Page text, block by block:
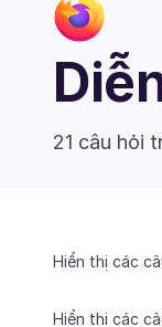
21 câu hỏi
Hiển thị các
Hiển thị các